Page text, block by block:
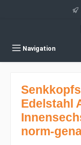
Zum Hauptinhalt springen
Navigation
Edelstahl
norm-